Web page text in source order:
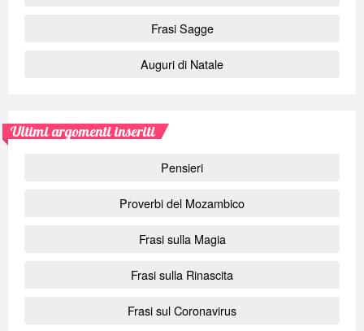
Frasi Sagge
Auguri di Natale
Ultimi argomenti inseriti
Pensieri
Proverbi del Mozambico
Frasi sulla Magia
Frasi sulla Rinascita
Frasi sul Coronavirus